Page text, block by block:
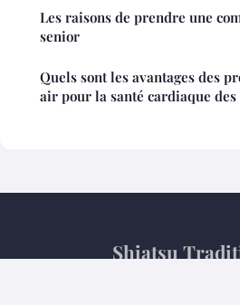
Les raisons de prendre une
senior
Quels sont les avantages des
air pour la santé cardiaque des
Shiatsu